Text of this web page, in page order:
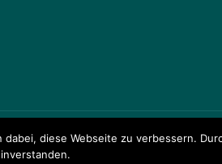
Am Johannisland
diese Webseite zu verbessern.